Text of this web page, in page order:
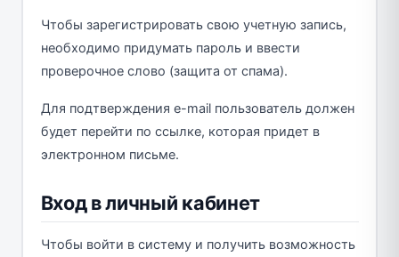
Чтобы зарегистрировать свою учетную запись,
необходимо придумать пароль и ввести
проверочное слово (защита от спама).
Для подтверждения e-mail пользователь должен
будет перейти по ссылке, которая придет в
электронном письме.
Вход в личный кабинет
Чтобы войти в систему и получить возможность